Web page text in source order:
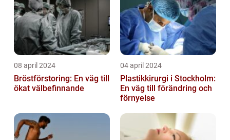
08 april 2024
Bröstförstoring: En väg till
ökat välbefinnande
04 april 2024
Plastikkirurgi i Stockholm:
En väg till förändring och
förnyelse